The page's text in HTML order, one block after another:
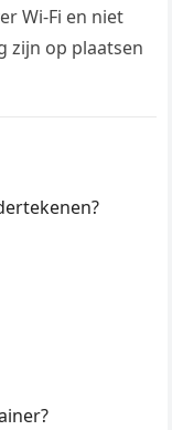
Wi-Fi en niet
zijn op plaatsen